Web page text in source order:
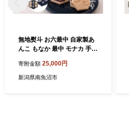
無地熨斗 お六最中 自家製あ
んこ もなか 最中 モナカ 手作
菓子 焼き菓子 セット 菓子詰
合せ 詰め合わせ 手土産 スイ
寄附金額 25,000円
新潟県南魚沼市